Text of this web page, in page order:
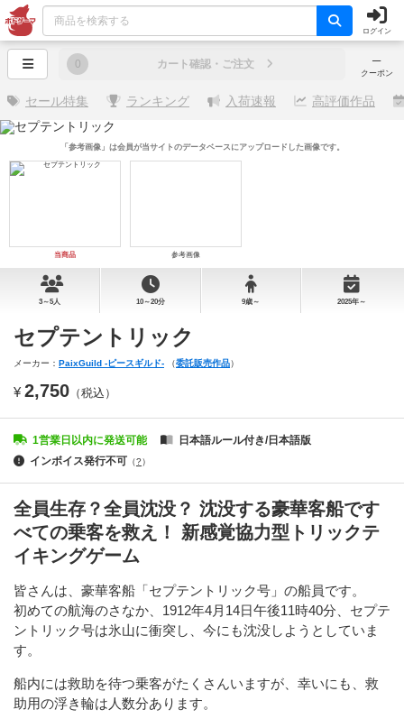
ログイン
─
クーポン
0 カート確認・ご注文
セール特集 ランキング 入荷速報 高評価作品
当商品 参考画像
「参考画像」は会員が当サイトのデータベースにアップロードした画像です。
3～5人 10～20分 9歳～ 2025年～
セプテントリック
メーカー： PaixGuild -ピースギルド- （委託販売作品）
¥ 2,750 （税込）
1営業日以内に発送可能
日本語ルール付き/日本語版
インボイス発行不可 （?）
全員生存？全員沈没？ 沈没する豪華客船です
べての乗客を救え！ 新感覚協力型トリックテ
イキングゲーム
皆さんは、豪華客船「セプテントリック号」の船員です。
​初めての航海のさなか、1912年4月14日午後11時40分、セプテ
ントリック号は氷山に衝突し、今にも沈没しようとしていま
す。
船内には救助を待つ乗客がたくさんいますが、幸いにも、救
助用の浮き輪は人数分あります。